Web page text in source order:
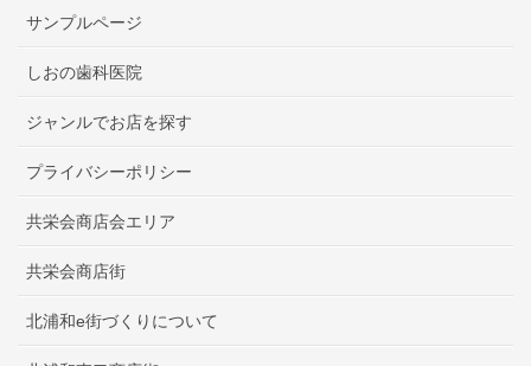
サンプルページ
しおの歯科医院
ジャンルでお店を探す
プライバシーポリシー
共栄会商店会エリア
共栄会商店街
北浦和e街づくりについて